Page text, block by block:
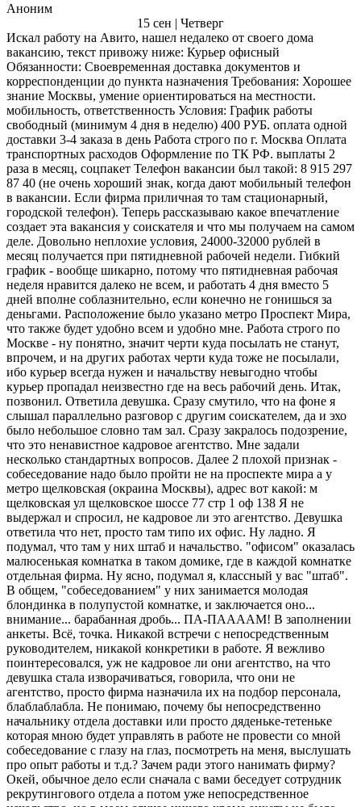
Аноним
15 сен | Четверг
Искал работу на Авито, нашел недалеко от своего дома
вакансию, текст привожу ниже: Курьер офисный
Обязанности: Своевременная доставка документов и
корреспонденции до пункта назначения Требования: Хорошее
знание Москвы, умение ориентироваться на местности.
мобильность, ответственность Условия: График работы
свободный (минимум 4 дня в неделю) 400 РУБ. оплата одной
доставки 3-4 заказа в день Работа строго по г. Москва Оплата
транспортных расходов Оформление по ТК РФ. выплаты 2
раза в месяц, соцпакет Телефон вакансии был такой: 8 915 297
87 40 (не очень хороший знак, когда дают мобильный телефон
в вакансии. Если фирма приличная то там стационарный,
городской телефон). Теперь рассказываю какое впечатление
создает эта вакансия у соискателя и что мы получаем на самом
деле. Довольно неплохие условия, 24000-32000 рублей в
месяц получается при пятидневной рабочей недели. Гибкий
график - вообще шикарно, потому что пятидневная рабочая
неделя нравится далеко не всем, и работать 4 дня вместо 5
дней вполне соблазнительно, если конечно не гонишься за
деньгами. Расположение было указано метро Проспект Мира,
что также будет удобно всем и удобно мне. Работа строго по
Москве - ну понятно, значит черти куда посылать не станут,
впрочем, и на других работах черти куда тоже не посылали,
ибо курьер всегда нужен и начальству невыгодно чтобы
курьер пропадал неизвестно где на весь рабочий день. Итак,
позвонил. Ответила девушка. Сразу смутило, что на фоне я
слышал параллельно разговор с другим соискателем, да и эхо
было небольшое словно там зал. Сразу закралось подозрение,
что это ненавистное кадровое агентство. Мне задали
несколько стандартных вопросов. Далее 2 плохой признак -
собеседование надо было пройти не на проспекте мира а у
метро щелковская (окраина Москвы), адрес вот какой: м
щелковская ул щелковское шоссе 77 стр 1 оф 138 Я не
выдержал и спросил, не кадровое ли это агентство. Девушка
ответила что нет, просто там типо их офис. Ну ладно. Я
подумал, что там у них штаб и начальство. "офисом" оказалась
малюсенькая комнатка в таком домике, где в каждой комнатке
отдельная фирма. Ну ясно, подумал я, классный у вас "штаб".
В общем, "собеседованием" у них занимается молодая
блондинка в полупустой комнатке, и заключается оно...
внимание... барабанная дробь... ПА-ПААААМ! В заполнении
анкеты. Всё, точка. Никакой встречи с непосредственным
руководителем, никакой конкретики в работе. Я вежливо
поинтересовался, уж не кадровое ли они агентство, на что
девушка стала изворачиваться, говорила, что они не
агентство, просто фирма назначила их на подбор персонала,
блаблаблабла. Не понимаю, почему бы непосредственно
начальнику отдела доставки или просто дяденьке-тетеньке
которая мною будет управлять в работе не провести со мной
собеседование с глазу на глаз, посмотреть на меня, выслушать
про опыт работы и т.д.? Зачем ради этого нанимать фирму?
Окей, обычное дело если сначала с вами беседует сотрудник
рекрутингового отдела а потом уже непосредственное